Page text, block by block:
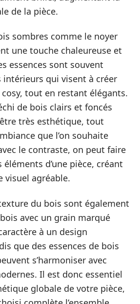
de la pièce.
sombres comme le noyer
une touche chaleureuse et
essences sont souvent
intérieurs qui visent à créer
tout en restant élégants.
de bois clairs et foncés
très esthétique, tout
que l’on souhaite
le contraste, on peut faire
d’une pièce, créant
visuel agréable.
du bois sont également
avec un grain marqué
à un design
que des essences de bois
s’harmoniser avec
Il est donc essentiel
globale de votre pièce,